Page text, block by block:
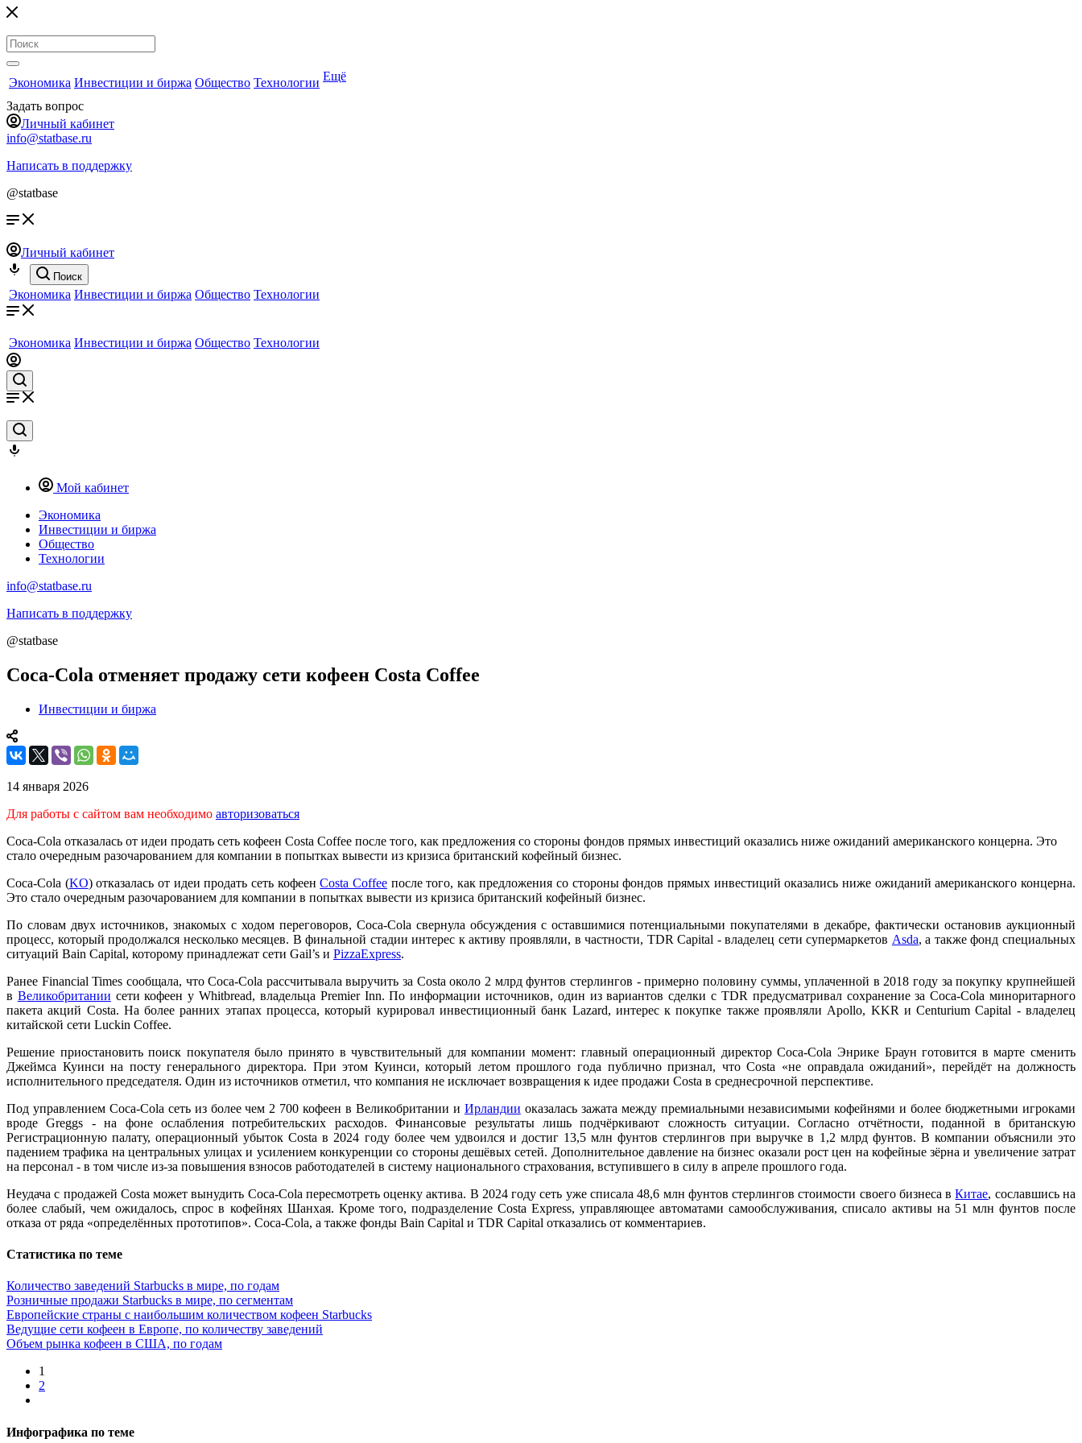
Экономика Инвестиции и биржа Общество Технологии Ещё
Задать вопрос
Личный кабинет
info@statbase.ru
Написать в поддержку
@statbase
Личный кабинет
Поиск
Экономика Инвестиции и биржа Общество Технологии
Экономика Инвестиции и биржа Общество Технологии
Мой кабинет
Экономика
Инвестиции и биржа
Общество
Технологии
info@statbase.ru
Написать в поддержку
@statbase
Coca-Cola отменяет продажу сети кофеен Costa Coffee
Инвестиции и биржа
14 января 2026
Для работы с сайтом вам необходимо авторизоваться
Coca-Cola отказалась от идеи продать сеть кофеен Costa Coffee после того, как предложения со стороны фондов прямых инвестиций оказались ниже ожиданий американского концерна. Это
стало очередным разочарованием для компании в попытках вывести из кризиса британский кофейный бизнес.
Coca-Cola (KO) отказалась от идеи продать сеть кофеенCosta Coffeeпосле того, как предложения со стороны фондов прямых инвестиций оказались ниже ожиданий американского концерна.
Это стало очередным разочарованием для компании в попытках вывести из кризиса британский кофейный бизнес.
По словам двух источников, знакомых с ходом переговоров, Coca-Cola свернула обсуждения с оставшимися потенциальными покупателями в декабре, фактически остановив аукционный
процесс, который продолжался несколько месяцев. В финальной стадии интерес к активу проявляли, в частности, TDR Capital - владелец сети супермаркетов Asda, а также фонд специальных
ситуаций Bain Capital, которому принадлежат сети Gail’s и PizzaExpress.
Ранее Financial Times сообщала, что Coca-Cola рассчитывала выручить за Costa около 2 млрд фунтов стерлингов - примерно половину суммы, уплаченной в 2018 году за покупку крупнейшей
в Великобритании сети кофеен у Whitbread, владельца Premier Inn. По информации источников, один из вариантов сделки с TDR предусматривал сохранение за Coca-Cola миноритарного
пакета акций Costa. На более ранних этапах процесса, который курировал инвестиционный банк Lazard, интерес к покупке также проявляли Apollo, KKR и Centurium Capital - владелец
китайской сети Luckin Coffee.
Решение приостановить поиск покупателя было принято в чувствительный для компании момент: главный операционный директор Coca-Cola Энрике Браун готовится в марте сменить
Джеймса Куинси на посту генерального директора. При этом Куинси, который летом прошлого года публично признал, что Costa «не оправдала ожиданий», перейдёт на должность
исполнительного председателя. Один из источников отметил, что компания не исключает возвращения к идее продажи Costa в среднесрочной перспективе.
Под управлением Coca-Cola сеть из более чем 2 700 кофеен в Великобритании и Ирландии оказалась зажата между премиальными независимыми кофейнями и более бюджетными игроками
вроде Greggs - на фоне ослабления потребительских расходов. Финансовые результаты лишь подчёркивают сложность ситуации. Согласно отчётности, поданной в британскую
Регистрационную палату, операционный убыток Costa в 2024 году более чем удвоился и достиг 13,5 млн фунтов стерлингов при выручке в 1,2 млрд фунтов. В компании объяснили это
падением трафика на центральных улицах и усилением конкуренции со стороны дешёвых сетей. Дополнительное давление на бизнес оказали рост цен на кофейные зёрна и увеличение затрат
на персонал - в том числе из-за повышения взносов работодателей в систему национального страхования, вступившего в силу в апреле прошлого года.
Неудача с продажей Costa может вынудить Coca-Cola пересмотреть оценку актива. В 2024 году сеть уже списала 48,6 млн фунтов стерлингов стоимости своего бизнеса вКитае, сославшись на
более слабый, чем ожидалось, спрос в кофейнях Шанхая. Кроме того, подразделение Costa Express, управляющее автоматами самообслуживания, списало активы на 51 млн фунтов после
отказа от ряда «определённых прототипов». Coca-Cola, а также фонды Bain Capital и TDR Capital отказались от комментариев.
Статистика по теме
Количество заведений Starbucks в мире, по годам
Розничные продажи Starbucks в мире, по сегментам
Европейские страны с наибольшим количеством кофеен Starbucks
Ведущие сети кофеен в Европе, по количеству заведений
Объем рынка кофеен в США, по годам
1
2
Инфографика по теме